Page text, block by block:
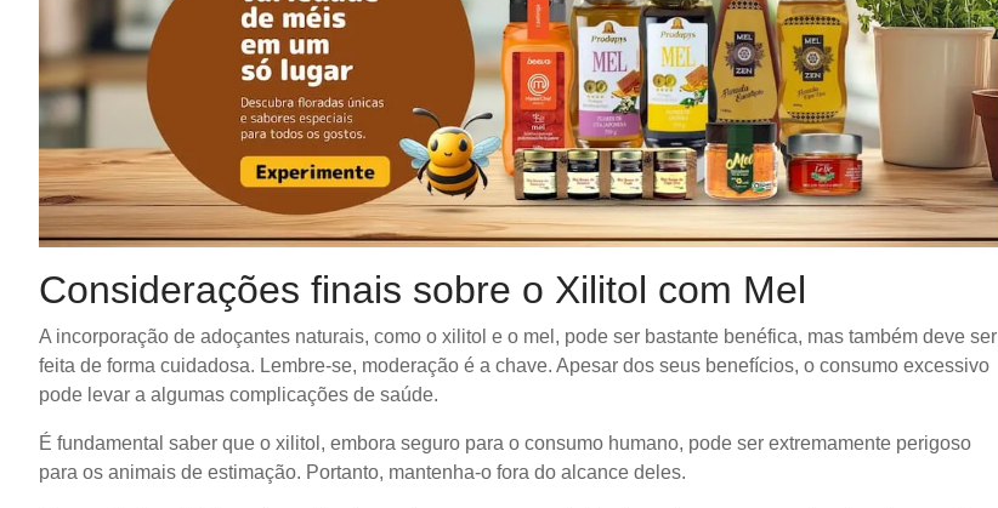
Considerações finais sobre o Xilitol com Mel
A incorporação de adoçantes naturais, como o xilitol e o mel, pode ser bastante benéfica, mas também deve ser
feita de forma cuidadosa. Lembre-se, moderação é a chave. Apesar dos seus benefícios, o consumo excessivo
pode levar a algumas complicações de saúde.
É fundamental saber que o xilitol, embora seguro para o consumo humano, pode ser extremamente perigoso
para os animais de estimação. Portanto, mantenha-o fora do alcance deles.